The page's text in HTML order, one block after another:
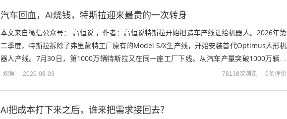
汽车回血，AI烧钱，特斯拉迎来最贵的一次转身
本文来自微信公众号： 高恒说 ，作者：高恒说特斯拉开始把造车产线让给机器人。2026年第
二季度，特斯拉拆除了弗里蒙特工厂原有的Model S/X生产线，开始安装首代Optimus人形机
器人产线。7月30日，第1000万辆特斯拉又在同一座工厂下线。从汽车产量突破1000万辆，
到汽车产线为机器人腾出空间...
观察 2026-08-03 78138次浏览 0条评论
AI把成本打下来之后，谁来把需求接回去？